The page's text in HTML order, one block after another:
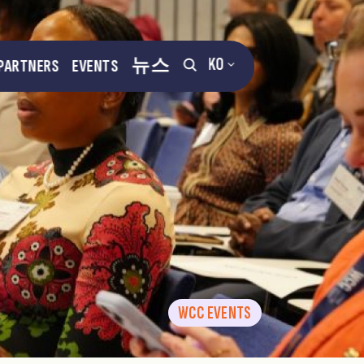
KO
EVENTS 뉴스
WCC EVENTS